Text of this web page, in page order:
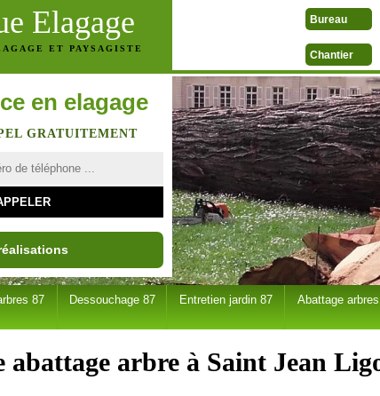
Elagage
ET PAYSAGISTE
Bureau
Chantier
en elagage
GRATUITEMENT
87 Dessouchage 87 Entretien jardin 87 Abattage
abattage arbre à Saint Jean